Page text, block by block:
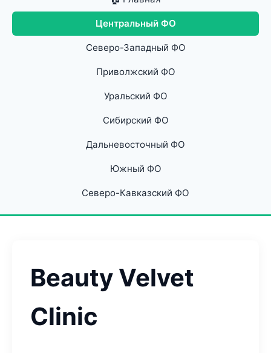
Центральный ФО
Северо-Западный ФО
Приволжский ФО
Уральский ФО
Сибирский ФО
Дальневосточный ФО
Южный ФО
Северо-Кавказский ФО
Beauty Velvet
Clinic